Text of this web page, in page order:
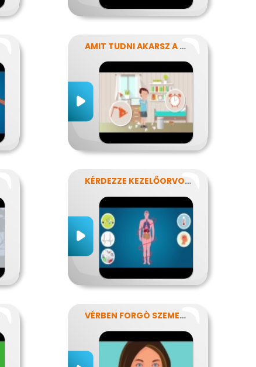
AMIT TUDNI AKARSZ A NÁTHÁRÓL
KÉRDEZZE KEZELŐORVOSÁT?
VÉRBEN FORGÓ SZEMEKKEL